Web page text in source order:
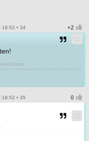
18:52 • 34
blows.
18:52 • 35